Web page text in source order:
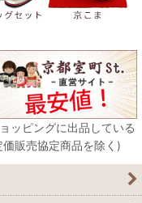
ッピングに出品している
販売協定商品を除く)